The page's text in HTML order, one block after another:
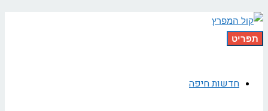
תפריט
חדשות חיפה